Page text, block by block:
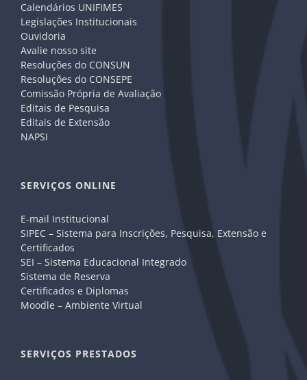
Calendários UNIFIMES
Legislações Institucionais
Ouvidoria
Avalie nosso site
Resoluções do CONSUN
Resoluções do CONSEPE
Comissão Própria de Avaliação
Editais de Pesquisa
Editais de Extensão
NAPSI
SERVIÇOS ONLINE
E-mail Institucional
SIPEC – Sistema para Inscrições, Pesquisa, Extensão e
Certificados
SEI – Sistema Educacional Integrado
Sistema de Reserva
Certificados e Diplomas
Moodle – Ambiente Virtual
SERVIÇOS PRESTADOS